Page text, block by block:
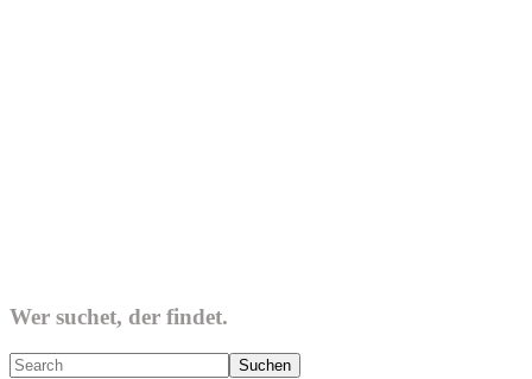
Wer suchet, der findet.
Search